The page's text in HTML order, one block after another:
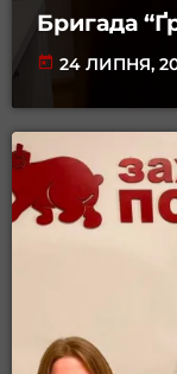
Бригада
today 24 ЛИПНЯ,